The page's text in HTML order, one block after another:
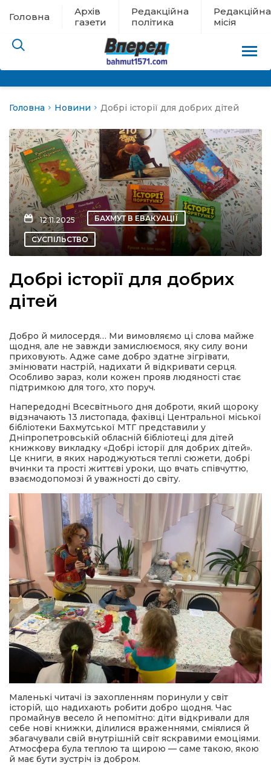
Головна
Архів
газети
Редакційна
політика
Редакційна
місія
евакуації
новини
місія
Головна Новини Добрі історії для добрих дітей
12.11.2025 БАХМУТ В ЕВАКУАЦІЇ
СУСПІЛЬСТВО
Добрі історії для добрих
дітей
Добро й милосердя… Ми вимовляємо ці слова майже
щодня, але не завжди замислюємося, яку силу вони
приховують. Адже саме добро здатне зігрівати,
змінювати настрій, надихати й відкривати серця.
Особливо зараз, коли кожен прояв людяності стає
підтримкою для того, хто поруч.
Напередодні Всесвітнього дня доброти, який щороку
відзначають 13 листопада, фахівці Центральної міської
бібліотеки Бахмутської МТГ представили у
Дніпропетровській обласній бібліотеці для дітей
книжкову викладку «Добрі історії для добрих дітей».
Це книги, в яких народжуються теплі сюжети, добрі
вчинки та прості життєві уроки, що вчать співчуттю,
взаємодопомозі й уважності до світу.
Маленькі читачі із захопленням поринули у світ
історій, що надихають робити добро щодня. Час
промайнув весело й непомітно: діти відкривали для
себе нові книжки, ділилися враженнями, сміялися й
збагачували свій внутрішній світ яскравими емоціями.
Атмосфера була теплою та щирою — саме такою, якою
й має бути зустріч із добром.